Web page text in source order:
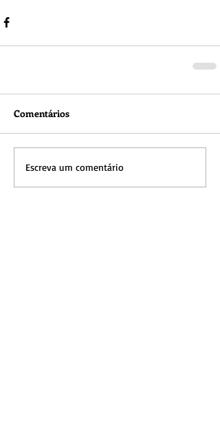
Comentários
Escreva um comentário